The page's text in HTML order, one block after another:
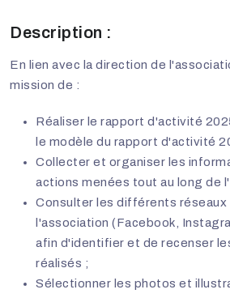
Description :
En lien avec la direction de
mission de :
Réaliser le rapport d'activité
le modèle du rapport d'activité
Collecter et organiser les
actions menées tout au long de
Consulter les différents réseaux
l'association (Facebook,
afin d'identifier et de recenser
réalisés ;
Sélectionner les photos et